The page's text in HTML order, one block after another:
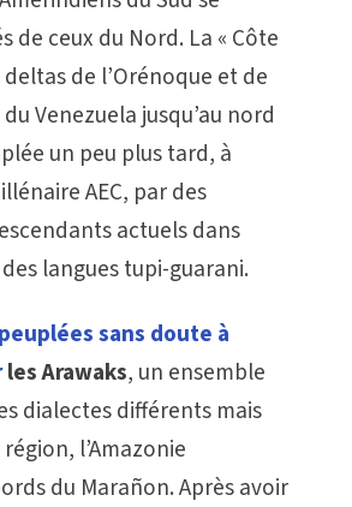
de ceux du Nord. La « Côte
de l’Orénoque et de
Venezuela jusqu’au nord
un peu plus tard, à
AEC, par des
actuels dans
langues tupi-guarani.
sans doute à
les Arawaks, un ensemble
dialectes différents mais
l’Amazonie
du Marañon. Après avoir